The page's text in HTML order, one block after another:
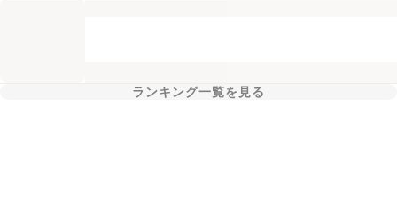
ランキング一覧を見る